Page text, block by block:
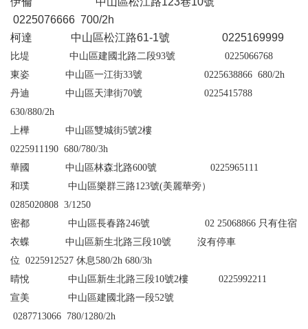
0225076666 700/2h
柯達 中山區松江路61-1號 0225169999
比堤
中山區建國北路二段93號 0225066768
東姿
中山區一江街33號 0225638866 680/2h
丹迪
中山區天津街70號 0225415788
630/880/2h
上樺
中山區雙城街5號2樓
0225911190 680/780/3h
華國
中山區林森北路600號 0225965111
和璞 中山區樂群三路123號(美麗華旁）
0285020808 3/1250
密都 中山區長春路246號 02 25068866 只有住宿
衣蝶 中山區新生北路三段10號 沒有停車
位 0225912527 休息580/2h 680/3h
晴悅 中山區新生北路三段10號2樓 0225992211
宣美 中山區建國北路一段52號
0287713066 780/1280/2h